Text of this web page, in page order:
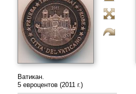
Ватикан.
5 евроцентов (2011 г.)